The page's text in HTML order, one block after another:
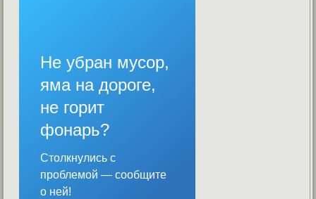
Не убран мусор,
яма на дороге,
не горит
фонарь?
Столкнулись с
проблемой — сообщите
о ней!